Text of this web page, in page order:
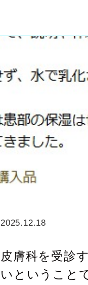
2025.12.18
皮膚科を受診
いということ